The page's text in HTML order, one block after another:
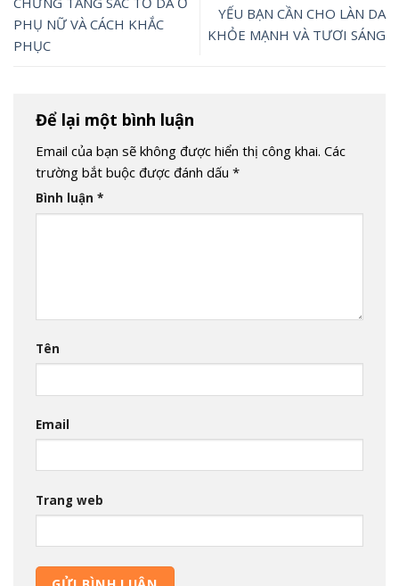
PHỤ NỮ VÀ CÁCH KHẮC
PHỤC
YẾU BẠN CẦN CHO LÀN DA
KHỎE MẠNH VÀ TƯƠI SÁNG
Để lại một bình luận
Email của bạn sẽ không được hiển thị công khai. Các
trường bắt buộc được đánh dấu *
Bình luận *
Tên
Email
Trang web